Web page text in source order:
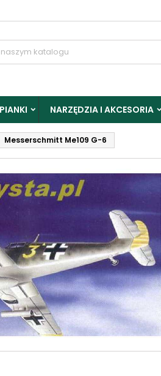
NARZĘDZIA I AKCESORIA
Messerschmitt Me109 G-6